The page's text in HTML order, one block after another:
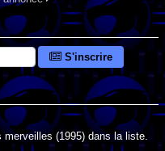
S'inscrire
(1995) dans la liste.